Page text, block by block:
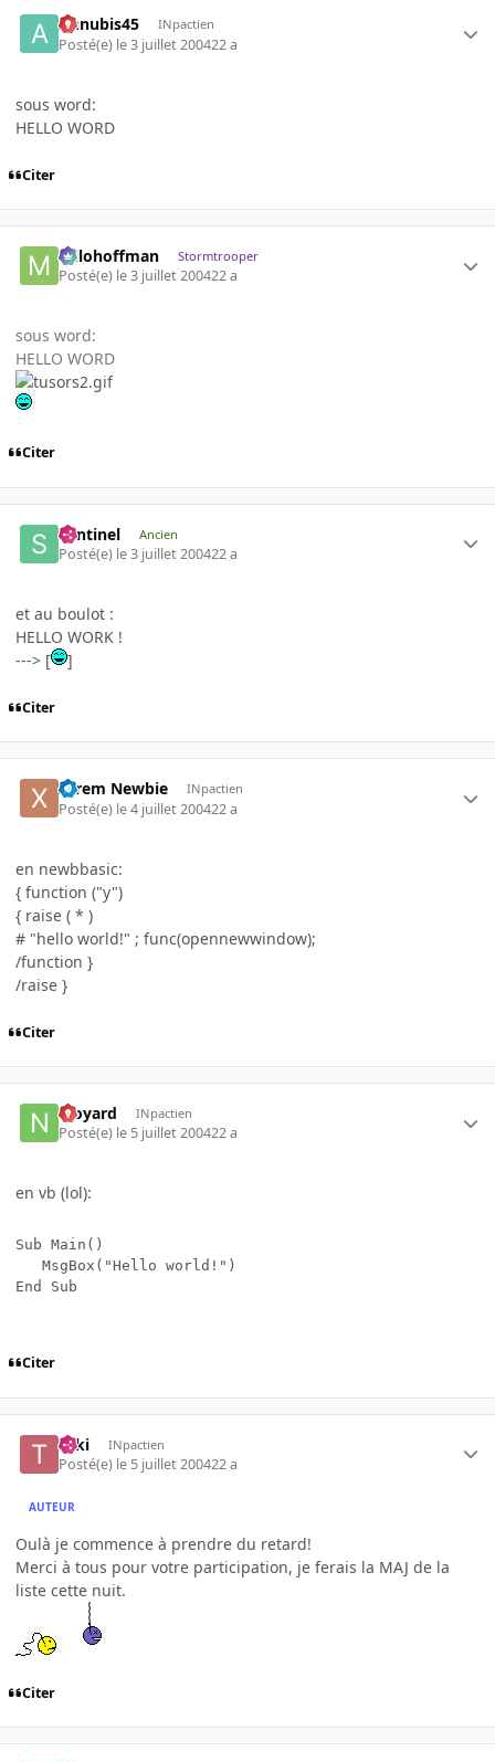
Annubis45 INpactien
Posté(e) le 3 juillet 200422 a
sous word:
HELLO WORD
Citer
milohoffman Stormtrooper
Posté(e) le 3 juillet 200422 a
sous word:
HELLO WORD
Citer
Sentinel Ancien
Posté(e) le 3 juillet 200422 a
et au boulot :
HELLO WORK !
---> [
]
Citer
Xtrem Newbie INpactien
Posté(e) le 4 juillet 200422 a
en newbbasic:
{ function ("y")
{ raise ( * )
# "hello world!" ; func(opennewwindow);
/function }
/raise }
Citer
njoyard INpactien
Posté(e) le 5 juillet 200422 a
en vb (lol):
Sub Main()
MsgBox("Hello world!")
End Sub
Citer
Taki INpactien
Posté(e) le 5 juillet 200422 a
AUTEUR
Oulà je commence à prendre du retard!
Merci à tous pour votre participation, je ferais la MAJ de la
liste cette nuit.
Citer